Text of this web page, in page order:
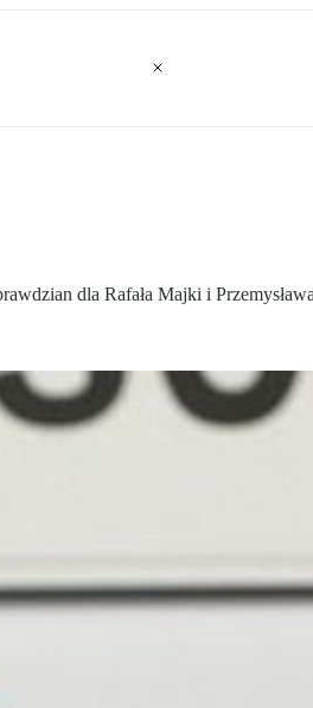
dla Rafała Majki i